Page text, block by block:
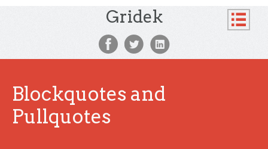
Gridek
Blockquotes and
Pullquotes